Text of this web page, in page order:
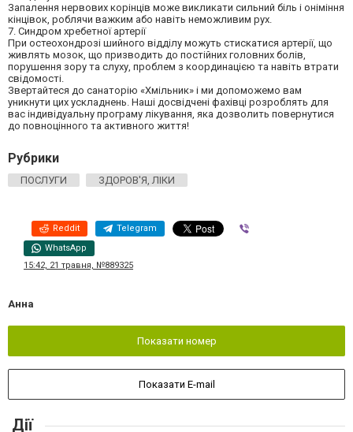
Запалення нервових корінців може викликати сильний біль і оніміння
кінцівок, роблячи важким або навіть неможливим рух.
7. Синдром хребетної артерії
При остеохондрозі шийного відділу можуть стискатися артерії, що
живлять мозок, що призводить до постійних головних болів,
порушення зору та слуху, проблем з координацією та навіть втрати
свідомості.
Звертайтеся до санаторію «Хмільник» і ми допоможемо вам
уникнути цих ускладнень. Наші досвідчені фахівці розроблять для
вас індивідуальну програму лікування, яка дозволить повернутися
до повноцінного та активного життя!
Рубрики
ПОСЛУГИ ЗДОРОВ'Я, ЛІКИ
Reddit Telegram
WhatsApp
15:42, 21 травня, №889325
Анна
Показати номер
Показати E-mail
Дії